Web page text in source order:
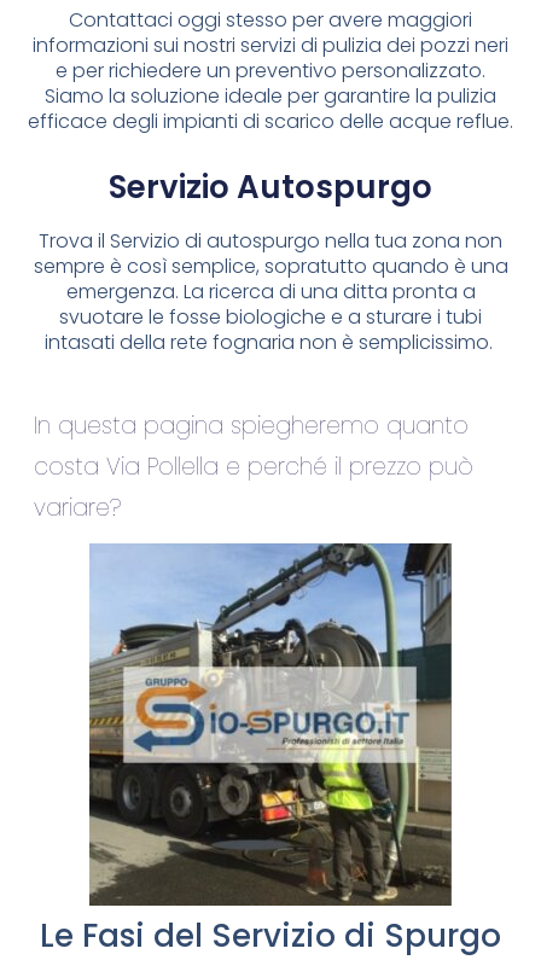
Contattaci oggi stesso per avere maggiori
informazioni sui nostri servizi di pulizia dei pozzi neri
e per richiedere un preventivo personalizzato.
Siamo la soluzione ideale per garantire la pulizia
efficace degli impianti di scarico delle acque reflue.
Servizio Autospurgo
Trova il Servizio di autospurgo nella tua zona non
sempre è così semplice, sopratutto quando è una
emergenza. La ricerca di una ditta pronta a
svuotare le fosse biologiche e a sturare i tubi
intasati della rete fognaria non è semplicissimo.
In questa pagina spiegheremo quanto
costa Via Pollella e perché il prezzo può
variare?
Le Fasi del Servizio di Spurgo